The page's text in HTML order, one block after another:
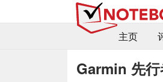
主页
Garmin 先行